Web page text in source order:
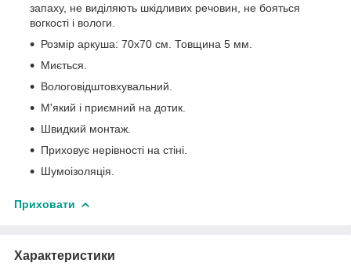
запаху, не виділяють шкідливих речовин, не бояться
вогкості і вологи.
Розмір аркуша: 70х70 см. Товщина 5 мм.
Миється.
Вологовідштовхувальний.
М'який і приємний на дотик.
Швидкий монтаж.
Приховує нерівності на стіні.
Шумоізоляція.
Приховати
Характеристики